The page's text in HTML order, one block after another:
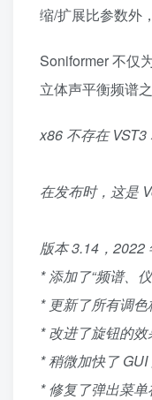
缩/扩展比参数外
Soniformer 不仅
立体声平衡频谱
x86 不存在 VST3
在发布时，这是
版本 3.14，2022
* 添加了“频谱、
* 更新了所有调
* 改进了旋钮的效
* 稍微加快了 GUI
* 修复了弹出菜